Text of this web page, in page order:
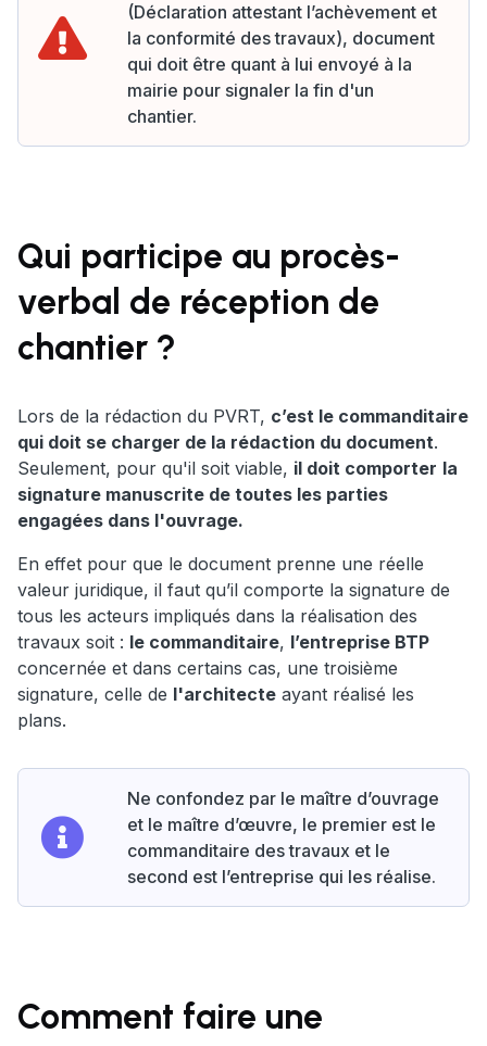
(Déclaration attestant l’achèvement et
la conformité des travaux), document
qui doit être quant à lui envoyé à la
mairie pour signaler la fin d'un
chantier.
Qui participe au procès-
verbal de réception de
chantier ?
Lors de la rédaction du PVRT, c’est le commanditaire
qui doit se charger de la rédaction du document.
Seulement, pour qu'il soit viable, il doit comporter la
signature manuscrite de toutes les parties
engagées dans l'ouvrage.
En effet pour que le document prenne une réelle
valeur juridique, il faut qu’il comporte la signature de
tous les acteurs impliqués dans la réalisation des
travaux soit : le commanditaire, l’entreprise BTP
concernée et dans certains cas, une troisième
signature, celle de l'architecte ayant réalisé les
plans.
Ne confondez par le maître d’ouvrage
et le maître d’œuvre, le premier est le
commanditaire des travaux et le
second est l’entreprise qui les réalise.
Comment faire une